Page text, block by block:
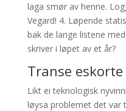
laga smør av henne.
Vegard! 4. Løpende
bak de lange listene
skriver i løpet av et år?
Transe
Likt ei teknologisk
løysa problemet det var